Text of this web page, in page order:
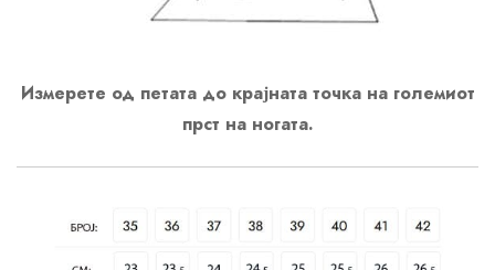
Измерете од петата до крајната точка на големиот
прст на ногата.